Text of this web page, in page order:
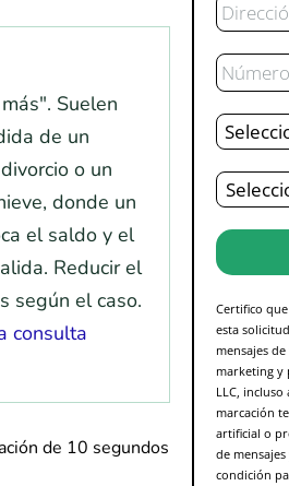
Suelen
de un
o un
donde un
el saldo y el
Reducir el
según el caso.
consulta
de 10 segundos
Teléfono
Deuda
Total
Estado
Certifico
esta
mensajes
marketing y
LLC,
marcación
artificial o
de
condición